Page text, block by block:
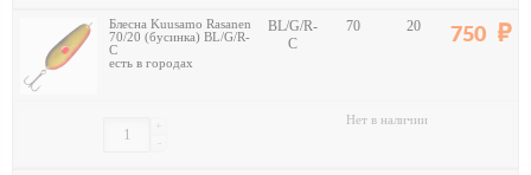
Блесна Kuusamo Rasanen
70/20 (бусинка) BL/G/R-
C
есть в городах
BL/G/R-
C
70 20 750
-
+ Нет в наличии